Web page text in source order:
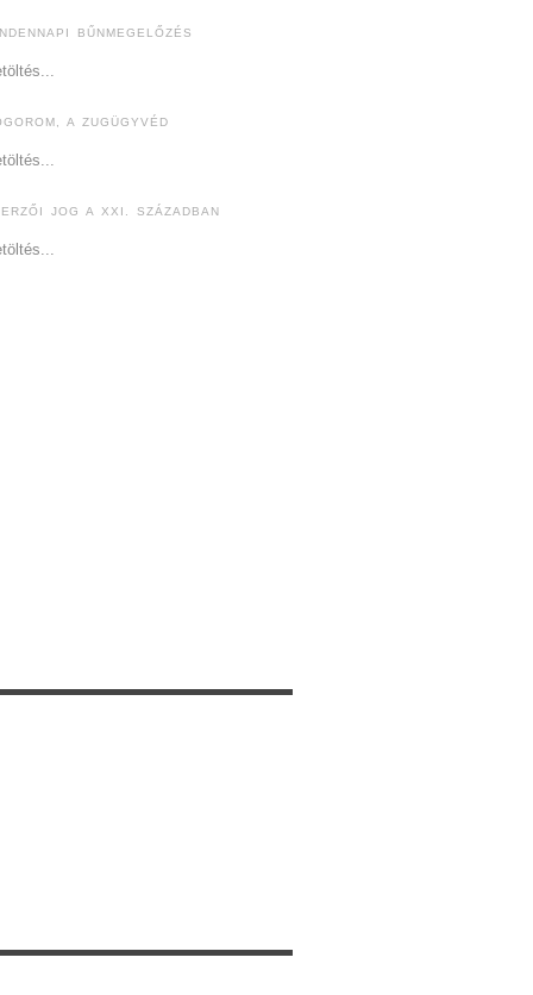
BŰNMEGELŐZÉS
A ZUGÜGYVÉD
JOG A XXI. SZÁZADBAN